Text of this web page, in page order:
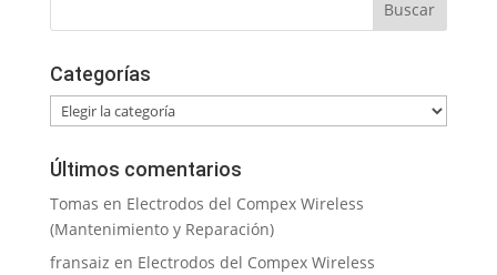
Categorías
Categorías
Últimos comentarios
Tomas en Electrodos del Compex Wireless
(Mantenimiento y Reparación)
fransaiz en Electrodos del Compex Wireless